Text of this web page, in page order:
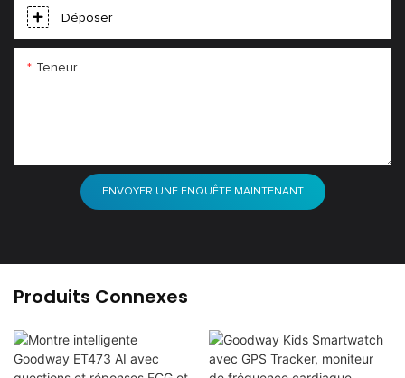
Déposer
Teneur
ENVOYER UNE ENQUÊTE MAINTENANT
Produits Connexes